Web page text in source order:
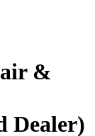
&
Dealer)